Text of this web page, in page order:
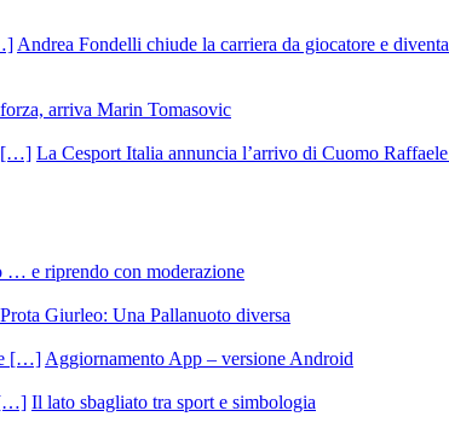
Andrea Fondelli chiude la carriera da giocatore e
arriva Marin Tomasovic
La Cesport Italia annuncia l’arrivo di Cuomo
… e riprendo con moderazione
Giurleo: Una Pallanuoto diversa
Aggiornamento App – versione Android
Il lato sbagliato tra sport e simbologia